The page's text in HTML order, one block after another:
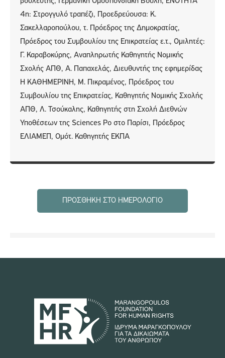
4η: Στρογγυλό τραπέζι, Προεδρεύουσα: Κ.
Σακελλαροπούλου, τ. Πρόεδρος της Δημοκρατίας,
Πρόεδρος του Συμβουλίου της Επικρατείας ε.τ., Ομιλητές:
Γ. Καραβοκύρης, Αναπληρωτής Καθηγητής Νομικής
Σχολής ΑΠΘ, Α. Παπαχελάς, Διευθυντής της εφημερίδας
Η ΚΑΘΗΜΕΡΙΝΗ, Μ. Πικραμένος, Πρόεδρος του
Συμβουλίου της Επικρατείας, Καθηγητής Νομικής Σχολής
ΑΠΘ, Λ. Τσούκαλης, Καθηγητής στη Σχολή Διεθνών
Υποθέσεων της Sciences Po στο Παρίσι, Πρόεδρος
ΕΛΙΑΜΕΠ, Ομότ. Καθηγητής ΕΚΠΑ
ΠΡΟΣΘΉΚΗ ΣΤΟ ΗΜΕΡΟΛΌΓΙΟ